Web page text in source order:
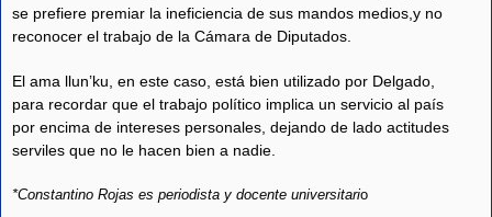
se prefiere premiar la ineficiencia de sus mandos medios,y no
reconocer el trabajo de la Cámara de Diputados.
El ama llun’ku, en este caso, está bien utilizado por Delgado,
para recordar que el trabajo político implica un servicio al país
por encima de intereses personales, dejando de lado actitudes
serviles que no le hacen bien a nadie.
*Constantino Rojas es periodista y docente universitario